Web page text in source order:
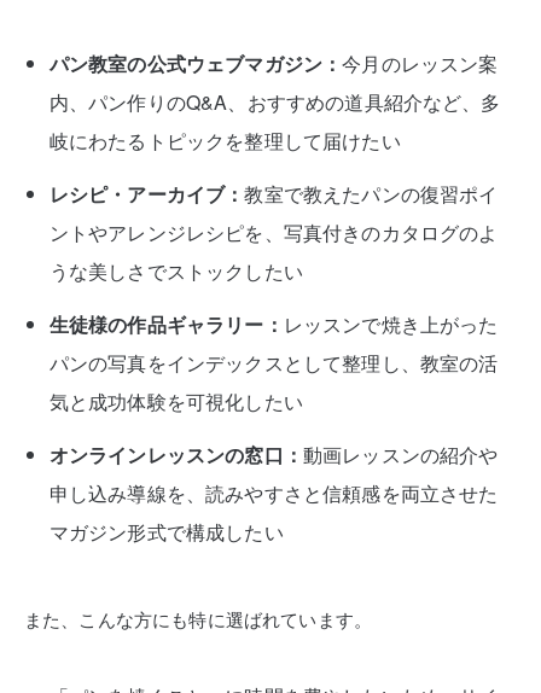
パン教室の公式ウェブマガジン：今月のレッスン案
内、パン作りのQ&A、おすすめの道具紹介など、多
岐にわたるトピックを整理して届けたい
レシピ・アーカイブ：教室で教えたパンの復習ポイ
ントやアレンジレシピを、写真付きのカタログのよ
うな美しさでストックしたい
生徒様の作品ギャラリー： レッスンで焼き上がった
パンの写真をインデックスとして整理し、教室の活
気と成功体験を可視化したい
オンラインレッスンの窓口： 動画レッスンの紹介や
申し込み導線を、読みやすさと信頼感を両立させた
マガジン形式で構成したい
また、こんな方にも特に選ばれています。